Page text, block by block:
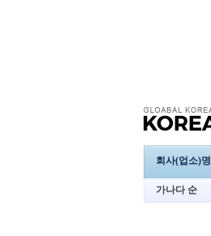
회사(업소)명
가나다 순